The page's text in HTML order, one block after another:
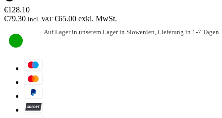
€128.10
€79.30 incl. VAT €65.00 exkl. MwSt.
Auf Lager in unserem Lager in Slowenien, Lieferung in 1-7 Tagen.